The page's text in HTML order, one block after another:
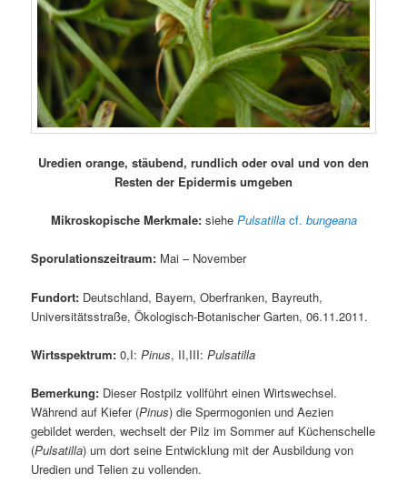
Uredien orange, stäubend, rundlich oder oval und von den
Resten der Epidermis umgeben
Mikroskopische Merkmale:siehe Pulsatilla cf. bungeana
Sporulationszeitraum: Mai – November
Fundort: Deutschland, Bayern, Oberfranken, Bayreuth,
Universitätsstraße, Ökologisch-Botanischer Garten, 06.11.2011.
Wirtsspektrum: 0,I:Pinus, II,III:Pulsatilla
Bemerkung: Dieser Rostpilz vollführt einen Wirtswechsel.
Während auf Kiefer (Pinus) die Spermogonien und Aezien
gebildet werden, wechselt der Pilz im Sommer auf Küchenschelle
(Pulsatilla) um dort seine Entwicklung mit der Ausbildung von
Uredien und Telien zu vollenden.